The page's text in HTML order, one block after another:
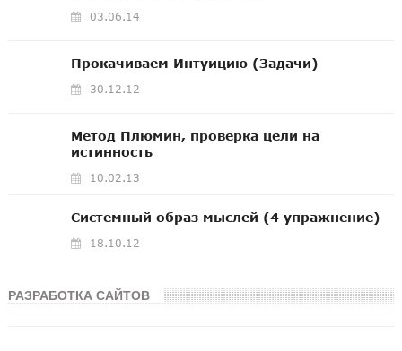
03.06.14
Прокачиваем Интуицию (Задачи)
30.12.12
Метод Плюмин, проверка цели на
истинность
10.02.13
Системный образ мыслей (4 упражнение)
18.10.12
РАЗРАБОТКА САЙТОВ